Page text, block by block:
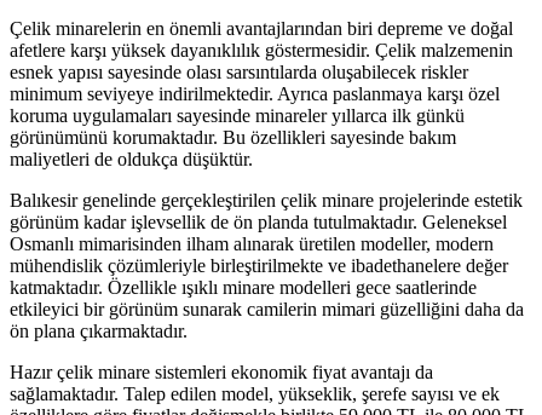
Çelik minarelerin en önemli avantajlarından biri depreme ve doğal
afetlere karşı yüksek dayanıklılık göstermesidir. Çelik malzemenin
esnek yapısı sayesinde olası sarsıntılarda oluşabilecek riskler
minimum seviyeye indirilmektedir. Ayrıca paslanmaya karşı özel
koruma uygulamaları sayesinde minareler yıllarca ilk günkü
görünümünü korumaktadır. Bu özellikleri sayesinde bakım
maliyetleri de oldukça düşüktür.
Balıkesir genelinde gerçekleştirilen çelik minare projelerinde estetik
görünüm kadar işlevsellik de ön planda tutulmaktadır. Geleneksel
Osmanlı mimarisinden ilham alınarak üretilen modeller, modern
mühendislik çözümleriyle birleştirilmekte ve ibadethanelere değer
katmaktadır. Özellikle ışıklı minare modelleri gece saatlerinde
etkileyici bir görünüm sunarak camilerin mimari güzelliğini daha da
ön plana çıkarmaktadır.
Hazır çelik minare sistemleri ekonomik fiyat avantajı da
sağlamaktadır. Talep edilen model, yükseklik, şerefe sayısı ve ek